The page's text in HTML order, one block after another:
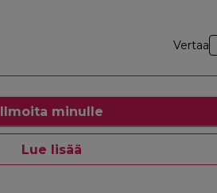
Vertaa
Ilmoita minulle
Lue lisää